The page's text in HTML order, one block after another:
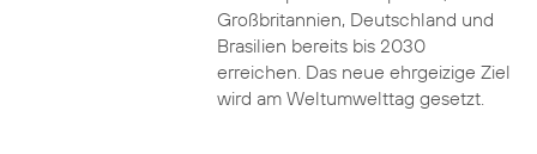
Großbritannien, Deutschland und
Brasilien bereits bis 2030
erreichen. Das neue ehrgeizige Ziel
wird am Weltumwelttag gesetzt.